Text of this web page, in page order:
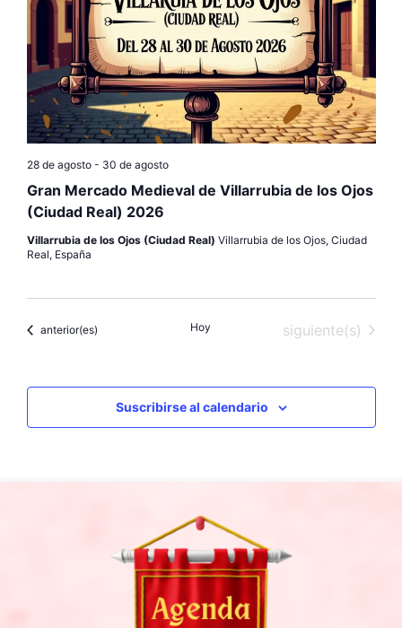
h
a
.
Gran Mercado Medieval de Villarrubia de los Ojos
(Ciudad Real) 2026
28 de agosto- 30 de agosto
Villarrubia de los Ojos (Ciudad Real) Villarrubia de los Ojos, Ciudad
Real, España
Eventos
anterior(es) Hoy Eventos
siguiente(s)
Suscribirse al calendario